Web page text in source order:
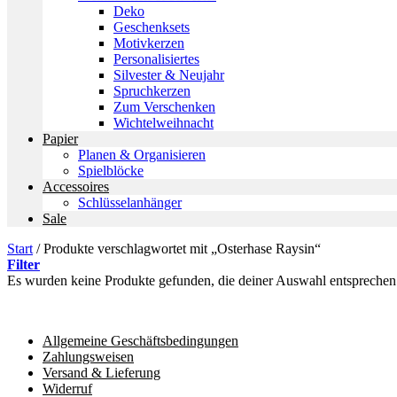
Deko
Geschenksets
Motivkerzen
Personalisiertes
Silvester & Neujahr
Spruchkerzen
Zum Verschenken
Wichtelweihnacht
Papier
Planen & Organisieren
Spielblöcke
Accessoires
Schlüsselanhänger
Sale
Start /Produkte verschlagwortet mit „Osterhase Raysin“
Filter
Es wurden keine Produkte gefunden, die deiner Auswahl
Allgemeine Geschäftsbedingungen
Zahlungsweisen
Versand & Lieferung
Widerruf